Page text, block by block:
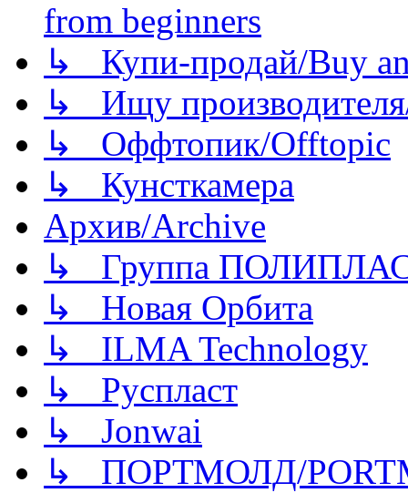
from beginners
↳ Купи-продай/Buy
↳ Ищу
↳ Оффтопик/Offtopic
↳ Кунсткамера
Архив/Archive
↳ Группа
↳ Новая Орбита
↳ ILMA Technology
↳ Руспласт
↳ Jonwai
↳ ПОРТМОЛД/